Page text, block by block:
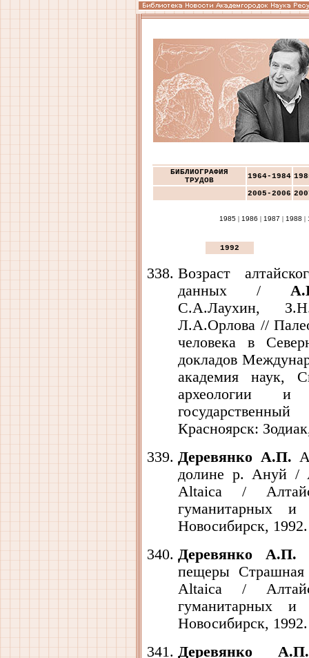
БИБЛИОГРАФИЯ
ТРУДОВ
1964-1984
2005-2006
1985 | 1986 | 1987 | 1988 |
1992
Возраст
данных /
С.А.Лаухин,
Л.А.Орлова //
человека в
докладов
академия наук,
археологии и
Красноярск:
Деревянко А.П.
долине р. Ануй /
Altaica /
гуманитарных и
Новосибирск,
Деревянко А.П.
пещеры
Altaica /
гуманитарных и
Новосибирск,
Деревянко А.П.